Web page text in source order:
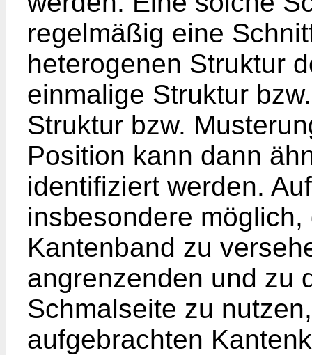
regelmäßig eine
heterogenen Struktur
einmalige Struktur
Struktur bzw.
Position kann dann
identifiziert werden.
insbesondere
Kantenband zu
angrenzenden und zu
Schmalseite zu
aufgebrachten